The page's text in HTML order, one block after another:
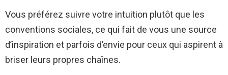
Vous préférez suivre votre intuition plutôt que les
conventions sociales, ce qui fait de vous une source
d’inspiration et parfois d’envie pour ceux qui aspirent à
briser leurs propres chaînes.